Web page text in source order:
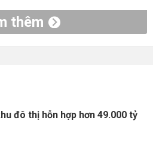
thêm
đô thị hỗn hợp hơn 49.000 tỷ